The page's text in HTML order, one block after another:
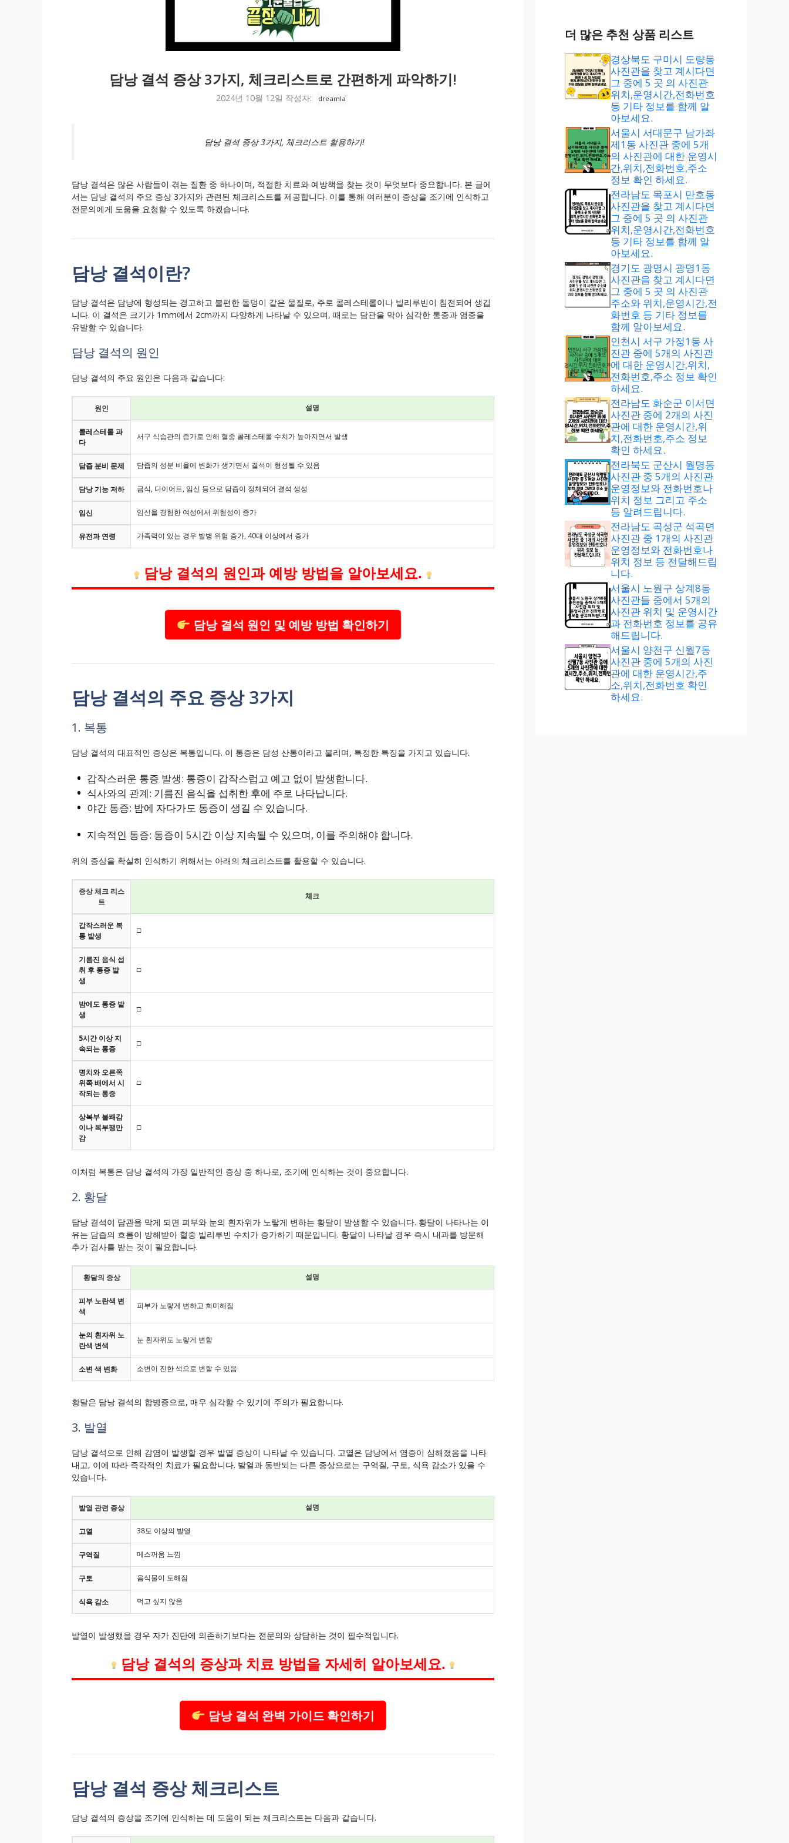
담낭 결석 증상 3가지, 체크리스트로 간편하게 파악하기!
2024년 10월 12일 작성자: dreamla
담낭 결석 증상 3가지, 체크리스트 활용하기!
담낭 결석은 많은 사람들이 겪는 질환 중 하나이며, 적절한 치료와 예방책을 찾는 것이 무엇보다 중요합니다. 본 글에
서는 담낭 결석의 주요 증상 3가지와 관련된 체크리스트를 제공합니다. 이를 통해 여러분이 증상을 조기에 인식하고
전문의에게 도움을 요청할 수 있도록 하겠습니다.
담낭 결석이란?
담낭 결석은 담낭에 형성되는 경고하고 불편한 돌덩이 같은 물질로, 주로 콜레스테롤이나 빌리루빈이 침전되어 생깁
니다. 이 결석은 크기가 1mm에서 2cm까지 다양하게 나타날 수 있으며, 때로는 담관을 막아 심각한 통증과 염증을
유발할 수 있습니다.
담낭 결석의 원인
담낭 결석의 주요 원인은 다음과 같습니다:
원인 설명
콜레스테롤 과
다
서구 식습관의 증가로 인해 혈중 콜레스테롤 수치가 높아지면서 발생
담즙 분비 문제 담즙의 성분 비율에 변화가 생기면서 결석이 형성될 수 있음
담낭 기능 저하 금식, 다이어트, 임신 등으로 담즙이 정체되어 결석 생성
임신 임신을 경험한 여성에서 위험성이 증가
유전과 연령 가족력이 있는 경우 발병 위험 증가, 40대 이상에서 증가
담낭 결석의 원인과 예방 방법을 알아보세요.
담낭 결석 원인 및 예방 방법 확인하기
담낭 결석의 주요 증상 3가지
1. 복통
담낭 결석의 대표적인 증상은 복통입니다. 이 통증은 담성 산통이라고 불리며, 특정한 특징을 가지고 있습니다.
갑작스러운 통증 발생: 통증이 갑작스럽고 예고 없이 발생합니다.
식사와의 관계: 기름진 음식을 섭취한 후에 주로 나타납니다.
야간 통증: 밤에 자다가도 통증이 생길 수 있습니다.
지속적인 통증: 통증이 5시간 이상 지속될 수 있으며, 이를 주의해야 합니다.
위의 증상을 확실히 인식하기 위해서는 아래의 체크리스트를 활용할 수 있습니다.
증상 체크 리스
트
체크
갑작스러운 복
통 발생
□
기름진 음식 섭
취 후 통증 발
생
□
밤에도 통증 발
생
□
5시간 이상 지
속되는 통증
□
명치와 오른쪽
위쪽 배에서 시
작되는 통증
□
상복부 불쾌감
이나 복부팽만
감
□
이처럼 복통은 담낭 결석의 가장 일반적인 증상 중 하나로, 조기에 인식하는 것이 중요합니다.
2. 황달
담낭 결석이 담관을 막게 되면 피부와 눈의 흰자위가 노랗게 변하는 황달이 발생할 수 있습니다. 황달이 나타나는 이
유는 담즙의 흐름이 방해받아 혈중 빌리루빈 수치가 증가하기 때문입니다. 황달이 나타날 경우 즉시 내과를 방문해
추가 검사를 받는 것이 필요합니다.
황달의 증상 설명
피부 노란색 변
색
피부가 노랗게 변하고 희미해짐
눈의 흰자위 노
란색 변색
눈 흰자위도 노랗게 변함
소변 색 변화 소변이 진한 색으로 변할 수 있음
황달은 담낭 결석의 합병증으로, 매우 심각할 수 있기에 주의가 필요합니다.
3. 발열
담낭 결석으로 인해 감염이 발생할 경우 발열 증상이 나타날 수 있습니다. 고열은 담낭에서 염증이 심해졌음을 나타
내고, 이에 따라 즉각적인 치료가 필요합니다. 발열과 동반되는 다른 증상으로는 구역질, 구토, 식욕 감소가 있을 수
있습니다.
발열 관련 증상 설명
고열 38도 이상의 발열
구역질 메스꺼움 느낌
구토 음식물이 토해짐
식욕 감소 먹고 싶지 않음
발열이 발생했을 경우 자가 진단에 의존하기보다는 전문의와 상담하는 것이 필수적입니다.
담낭 결석의 증상과 치료 방법을 자세히 알아보세요.
담낭 결석 완벽 가이드 확인하기
담낭 결석 증상 체크리스트
담낭 결석의 증상을 조기에 인식하는 데 도움이 되는 체크리스트는 다음과 같습니다.
더 많은 추천 상품 리스트
경상북도 구미시 도량동
사진관을 찾고 계시다면
그 중에 5 곳 의 사진관
위치,운영시간,전화번호
등 기타 정보를 함께 알
아보세요.
서울시 서대문구 남가좌
제1동 사진관 중에 5개
의 사진관에 대한 운영시
간,위치,전화번호,주소
정보 확인 하세요.
전라남도 목포시 만호동
사진관을 찾고 계시다면
그 중에 5 곳 의 사진관
위치,운영시간,전화번호
등 기타 정보를 함께 알
아보세요.
경기도 광명시 광명1동
사진관을 찾고 계시다면
그 중에 5 곳 의 사진관
주소와 위치,운영시간,전
화번호 등 기타 정보를
함께 알아보세요.
인천시 서구 가정1동 사
진관 중에 5개의 사진관
에 대한 운영시간,위치,
전화번호,주소 정보 확인
하세요.
전라남도 화순군 이서면
사진관 중에 2개의 사진
관에 대한 운영시간,위
치,전화번호,주소 정보
확인 하세요.
전라북도 군산시 월명동
사진관 중 5개의 사진관
운영정보와 전화번호나
위치 정보 그리고 주소
등 알려드립니다.
전라남도 곡성군 석곡면
사진관 중 1개의 사진관
운영정보와 전화번호나
위치 정보 등 전달해드립
니다.
서울시 노원구 상계8동
사진관들 중에서 5개의
사진관 위치 및 운영시간
과 전화번호 정보를 공유
해드립니다.
서울시 양천구 신월7동
사진관 중에 5개의 사진
관에 대한 운영시간,주
소,위치,전화번호 확인
하세요.